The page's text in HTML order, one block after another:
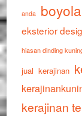
anda
eksterior
hiasan dinding
jual kerajinan
kerajinan